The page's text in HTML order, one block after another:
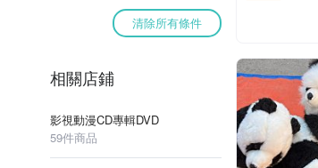
清除所有條件
相關店鋪
影視動漫CD專輯DVD
59件商品